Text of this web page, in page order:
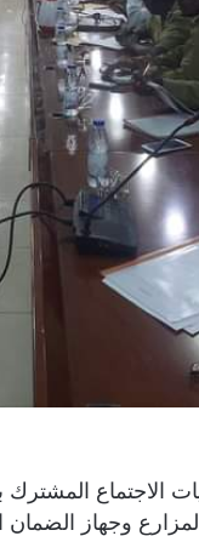
الاجتماع
وجهاز